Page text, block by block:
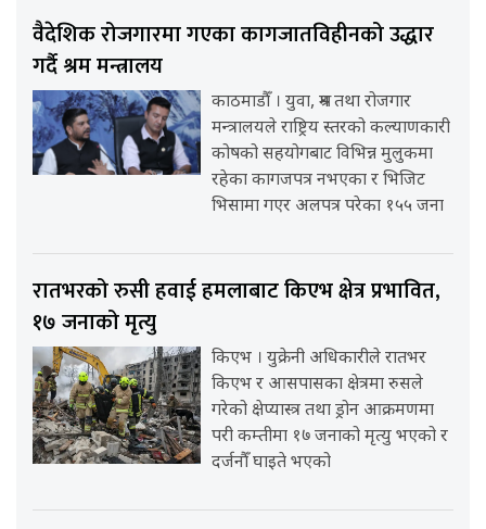
वैदेशिक रोजगारमा गएका कागजातविहीनको उद्धार
गर्दै श्रम मन्त्रालय
काठमाडौँ । युवा, श्रम तथा रोजगार
मन्त्रालयले राष्ट्रिय स्तरको कल्याणकारी
कोषको सहयोगबाट विभिन्न मुलुकमा
रहेका कागजपत्र नभएका र भिजिट
भिसामा गएर अलपत्र परेका १५५ जना
रातभरको रुसी हवाई हमलाबाट किएभ क्षेत्र प्रभावित,
१७ जनाको मृत्यु
किएभ । युक्रेनी अधिकारीले रातभर
किएभ र आसपासका क्षेत्रमा रुसले
गरेको क्षेप्यास्त्र तथा ड्रोन आक्रमणमा
परी कम्तीमा १७ जनाको मृत्यु भएको र
दर्जनौँ घाइते भएको